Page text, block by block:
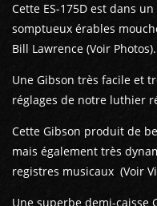
Cette ES-175D est dans
somptueux érables
Bill Lawrence (Voir Photos).
Une Gibson très facile et
réglages de notre luthier
Cette Gibson produit de
mais également très
registres musicaux (Voir
Une superbe demi-caisse